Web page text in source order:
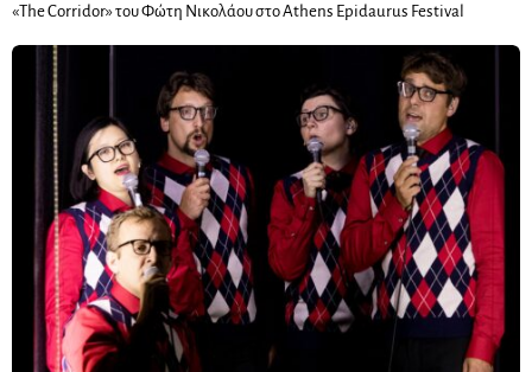
«The Corridor» του Φώτη Νικολάου στο Athens Epidaurus Festival